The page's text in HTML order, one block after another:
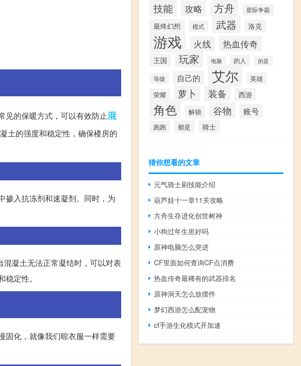
见的保暖方式，可以有效防止混
土的强度和稳定性，确保楼房的
掺入抗冻剂和速凝剂。同时，为
凝土无法正常凝结时，可以对表
定性。
固化，就像我们晾衣服一样需要
技能 攻略 方舟 星际争霸
最终幻想 模式 武器 洛克
游戏 火线 热血传奇
王国 玩家 电脑 的人 的是
等级 自己的 艾尔
英雄
荣耀
萝卜 装备 西游
角色 解锁 谷物 账号
跑跑 都是 骑士
猜你想看的文章
元气骑士刷技能介绍
葫芦娃十一章11关攻略
方舟生存进化创世树神
小狗过年生崽好吗
原神电脑怎么突进
CF里面如何查询CF点消费
热血传奇最稀有的武器排名
原神洞天怎么放摆件
梦幻西游怎么配宠物
cf手游生化模式开加速